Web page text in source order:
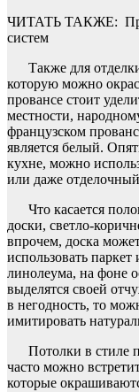
ЧИТАТЬ ТАКЖЕ:
систем
Также для
которую можно
провансе стоит
местности,
французском
является белый.
кухне, можно
или даже
Что касается
доски, светло-
впрочем, доска
использовать
линолеума, на фоне
выделятся своей
в негодность, то
имитировать
Потолки в стиле
часто можно
которые